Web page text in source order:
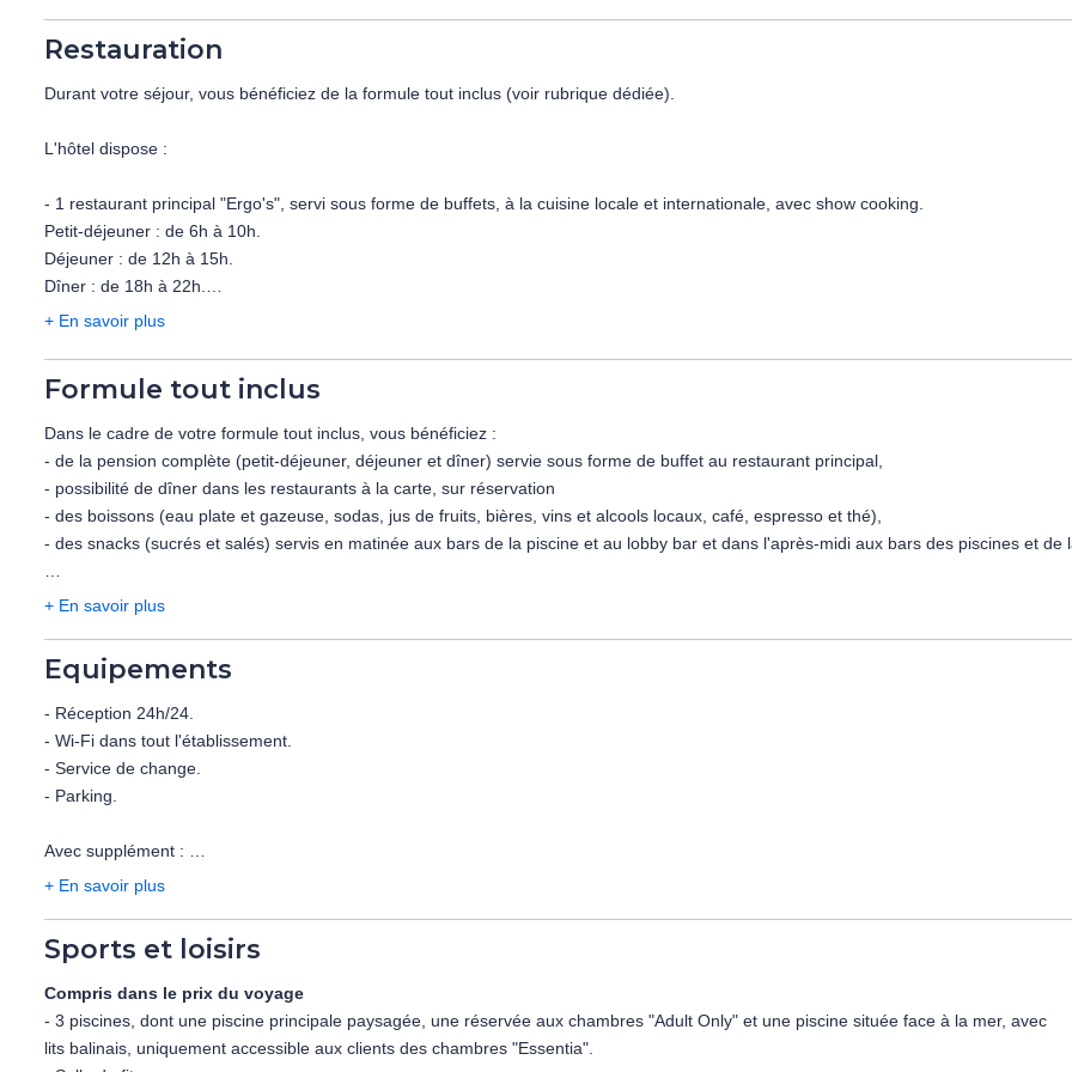
- Balcon équipé vue jardin (ensemble table et chaise).
Capacité maximum : 3 adultes.
Avec supplément :
Restauration
Durant votre séjour, vous bénéficiez de la formule tout inclus (voir rubrique dédiée).
L'hôtel dispose :
- 1 restaurant principal "Ergo's", servi sous forme de buffets, à la cuisine locale et internationale, avec show cooking.
Petit-déjeuner : de 6h à 10h.
Déjeuner : de 12h à 15h.
Dîner : de 18h à 22h.
- Restaurant "Bambu" : cuisine asiatique, ouvert de 18h à 22h.
- Restaurant "Orégano" : cuisine dominicaine, ouvert de 18h à 22h.
- Restaurant "Lolita" : cuisine mexicaine, ouvert de 18h à 22h.
5 bars :
Pool bar principal : 9h à23h
Bar de la discothèque : 23h à 02h
One Coffee house de 8h à 23h
- Un bar à vins « Oak Wine » ouvert de 15h à 23h et un bar à bières « Milwaukee Beer House » ouvert de 13h à 23h.
A noter :
- Les horaires sont soumis à modification directement par l'hôtelier, à consulter directement sur place.
+ En savoir plus
Formule tout inclus
Dans le cadre de votre formule tout inclus, vous bénéficiez :
- de la pension complète (petit-déjeuner, déjeuner et dîner) servie sous forme de buffet au restaurant principal,
- possibilité de dîner dans les restaurants à la carte, sur réservation
- des boissons (eau plate et gazeuse, sodas, jus de fruits, bières, vins et alcools locaux, café, espresso et thé),
- des snacks (sucrés et salés) servis en matinée aux bars de la piscine et au lobby bar et dans l'après-midi aux bars des piscines et de
A noter:
- il est interdit de servir les boissons alcoolisées aux mineurs de moins de 18 ans,
- tenue correcte exigée pour les restaurants.
- les horaires et le détail de la formule tout inclus des restaurants sont accessibles sur place selon horaires d'ouverture en vigueur au
+ En savoir plus
Equipements
- Réception 24h/24.
- Wi-Fi dans tout l'établissement.
- Service de change.
- Parking.
Avec supplément :
- Blanchisserie/laverie.
- Boutique de souvenirs.
+ En savoir plus
Sports et loisirs
Compris dans le prix du voyage
- 3 piscines, dont une piscine principale paysagée, une réservée aux chambres "Adult Only" et une piscine située face à la mer, avec
lits balinais, uniquement accessible aux clients des chambres "Essentia".